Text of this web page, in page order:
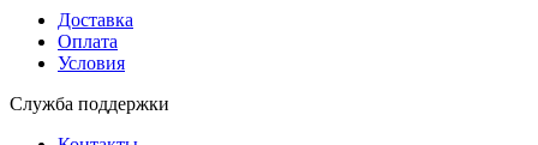
Доставка
Оплата
Условия
Служба поддержки